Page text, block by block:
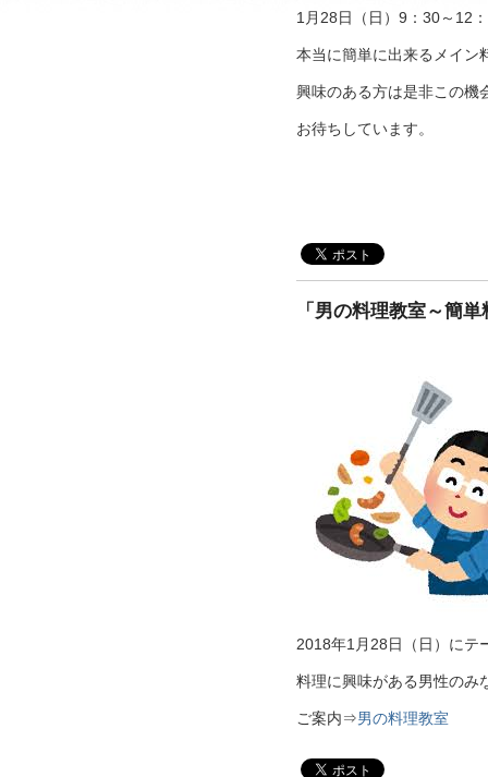
1月28日（日）9：30～12
本当に簡単に出来るメイン
興味のある方は是非この機
お待ちしています。
「男の料理教室～簡
2018年1月28日（日）にテ
料理に興味がある男性のみ
ご案内⇒男の料理教室